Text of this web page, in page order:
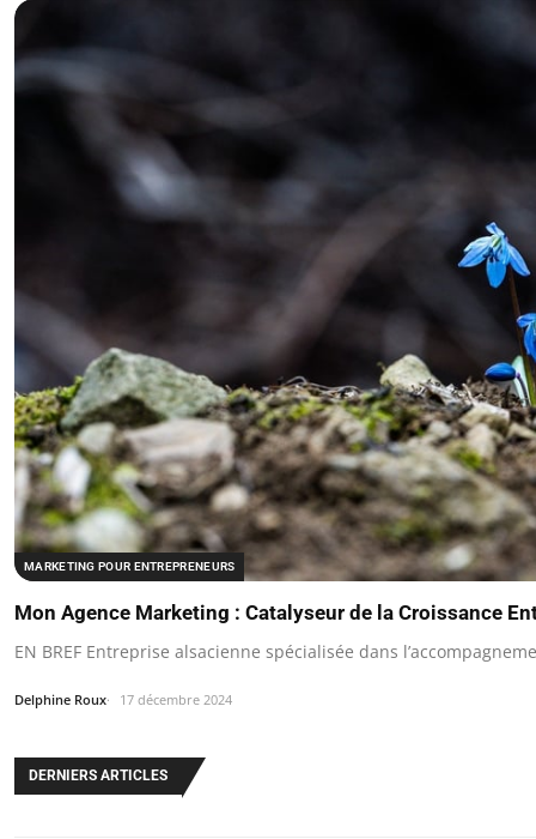
MARKETING POUR ENTREPRENEURS
Mon Agence Marketing : Catalyseur de la Croissance
EN BREF Entreprise alsacienne spécialisée dans
Delphine Roux 17 décembre 2024
DERNIERS ARTICLES